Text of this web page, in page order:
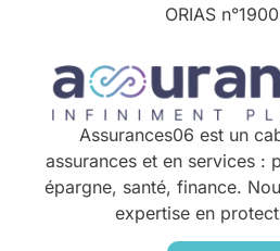
ORIAS n°
Assurances06 est un
assurances et en services :
épargne, santé, finance.
expertise en